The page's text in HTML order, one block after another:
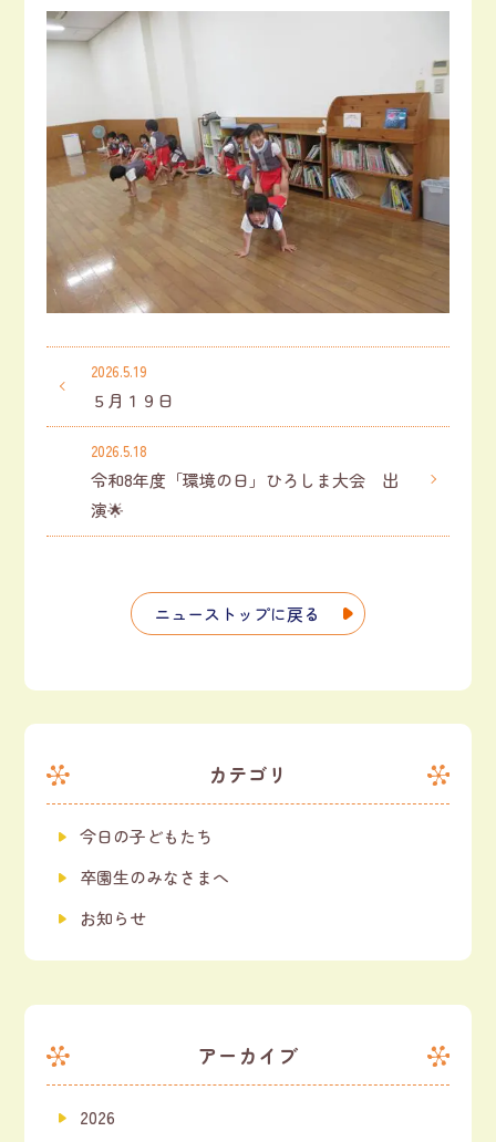
2026.5.19
５月１９日
2026.5.18
令和8年度「環境の日」ひろしま大会 出
演🌟
ニューストップに戻る
カテゴリ
今日の子どもたち
卒園生のみなさまへ
お知らせ
アーカイブ
2026